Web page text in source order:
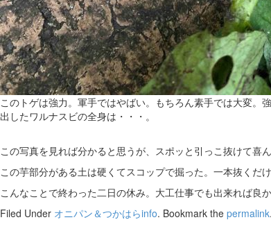
このトゲは強力。軍手ではやばい。もちろん素手では大変。
出したワルナスビの全身は・・・。
この写真を見れば分かると思うが、スポッと引っこ抜けて喜
この芋部分がある土は硬くてスコップで掘った。一本抜くだ
こんなことで終わった二日の休み。大工仕事でも出来れば良か
Filed Under オニパン＆つかはらinfo. Bookmark the permalink.